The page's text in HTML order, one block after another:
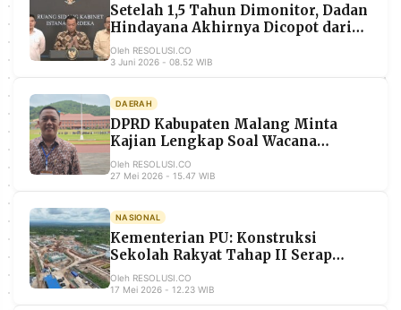
RESOLUSI
MEDIA
PRAMUDITA
©
Resolusi.co
-
2026
PT.
RESOLUSI
MEDIA
PRAMUDITA
Setelah 1,5 Tahun Dimonitor, Dadan
Hindayana Akhirnya Dicopot dari
Kursi Kepala BGN
Oleh RESOLUSI.CO
3 Juni 2026 - 08.52 WIB
DAERAH
DPRD Kabupaten Malang Minta
Kajian Lengkap Soal Wacana
Pemindahan Alun-Alun ke Selatan
Stadion Kanjuruhan
Oleh RESOLUSI.CO
27 Mei 2026 - 15.47 WIB
NASIONAL
Kementerian PU: Konstruksi
Sekolah Rakyat Tahap II Serap
59.541 Tenaga Kerja, Target Selesai
20 Juni 2026
Oleh RESOLUSI.CO
17 Mei 2026 - 12.23 WIB